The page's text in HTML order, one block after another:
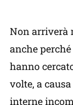
Non arriverà
anche
hanno
volte, a
interne